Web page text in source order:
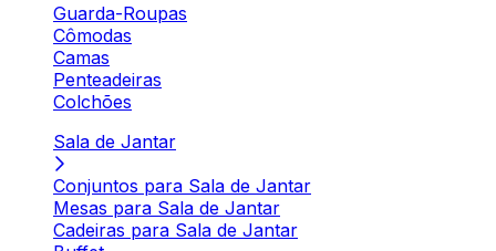
Guarda-Roupas
Cômodas
Camas
Penteadeiras
Colchões
Sala de Jantar
Conjuntos para Sala de Jantar
Mesas para Sala de Jantar
Cadeiras para Sala de Jantar